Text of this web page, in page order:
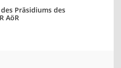
Präsidiums des
AöR